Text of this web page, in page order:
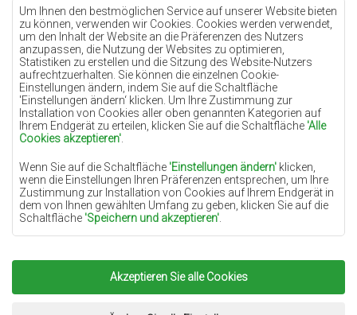
Um Ihnen den bestmöglichen Service auf unserer Website bieten
zu können, verwenden wir Cookies. Cookies werden verwendet,
um den Inhalt der Website an die Präferenzen des Nutzers
anzupassen, die Nutzung der Websites zu optimieren,
Statistiken zu erstellen und die Sitzung des Website-Nutzers
aufrechtzuerhalten. Sie können die einzelnen Cookie-
Einstellungen ändern, indem Sie auf die Schaltfläche
'Einstellungen ändern‘ klicken. Um Ihre Zustimmung zur
Installation von Cookies aller oben genannten Kategorien auf
Ihrem Endgerät zu erteilen, klicken Sie auf die Schaltfläche 'Alle
Cookies akzeptieren'
Wenn Sie auf die Schaltfläche 'Einstellungen ändern' klicken,
wenn die Einstellungen Ihren Präferenzen entsprechen, um Ihre
Zustimmung zur Installation von Cookies auf Ihrem Endgerät in
dem von Ihnen gewählten Umfang zu geben, klicken Sie auf die
Schaltfläche 'Speichern und akzeptieren'
Grundlage für die Verarbeitung das berechtigte Interesse des
Datenverwalters (TEPPICHECHEMEX) oder Dritter in Form der
Bereitstellung qualitativ hochwertiger Dienste auf unserer
Website und der Marketingaktivitäten des Datenverwalters und
seiner vertrauenswürdigen Partner.
Akzeptieren Sie alle Cookies
Teppiche Lilac
Teppiche Gelb
Teppiche Pfefferminz
Teppiche Blau
Teppiche Orange
Teppiche Rosa
Teppiche Terrakotte
Teppiche Grün
Teppiche Golden
Copyright 2022Teppiche Chemex.Alle Rechte